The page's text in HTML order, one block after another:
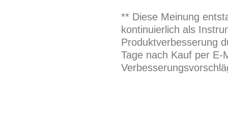
** Diese Meinung
kontinuierlich als
Produktverbesserung
Tage nach Kauf per E-